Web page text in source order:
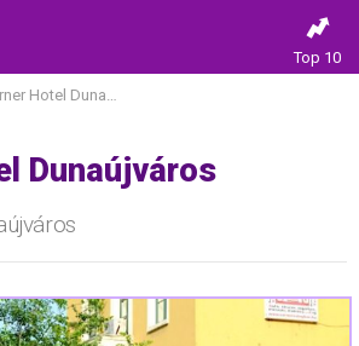
Top 10
Hotel Dunaújváros
Dunaújváros